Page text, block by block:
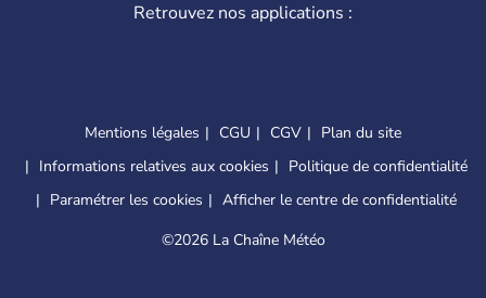
Retrouvez nos applications :
Mentions légales CGU CGV
Plan du site
Informations relatives aux cookies
Politique de confidentialité
Paramétrer les cookies
Afficher le centre de confidentialité
©2026 La Chaîne Météo